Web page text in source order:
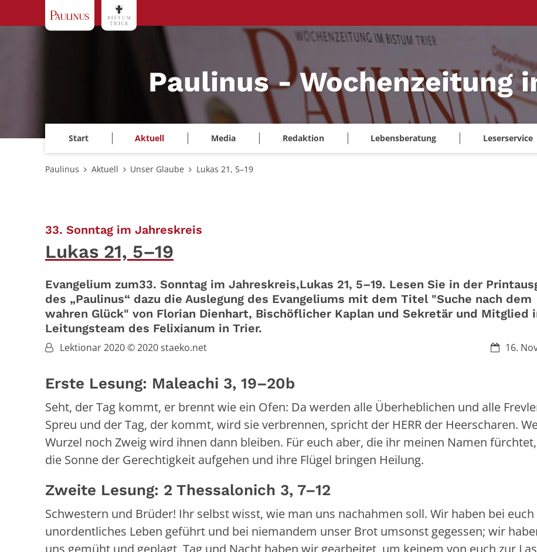
Paulinus - Wochenzeitung
Start Aktuell Media Redaktion Lebensberatung Leserservice
Paulinus Aktuell Unser Glaube Lukas 21, 5–19
33. Sonntag im Jahreskreis
Lukas 21, 5–19
Evangelium zum33. Sonntag im Jahreskreis,Lukas 21, 5–19. Lesen Sie in der
des „Paulinus“ dazu die Auslegung des Evangeliums mit dem Titel "Suche nach dem
wahren Glück" von Florian Dienhart, Bischöflicher Kaplan und Sekretär und Mitglied
Leitungsteam des Felixianum in Trier.
Datum:
16.
Von:Lektionar 2020 © 2020 staeko.net
Erste Lesung: Maleachi 3, 19–20b
Seht, der Tag kommt, er brennt wie ein Ofen: Da werden alle Überheblichen und alle
Spreu und der Tag, der kommt, wird sie verbrennen, spricht der HERR der Heerscharen.
Wurzel noch Zweig wird ihnen dann bleiben. Für euch aber, die ihr meinen Namen
die Sonne der Gerechtigkeit aufgehen und ihre Flügel bringen Heilung.
Zweite Lesung: 2 Thessalonich 3, 7–12
Schwestern und Brüder! Ihr selbst wisst, wie man uns nachahmen soll. Wir haben bei euch
unordentliches Leben geführt und bei niemandem unser Brot umsonst gegessen; wir